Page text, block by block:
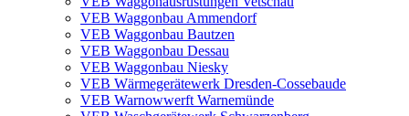
VEB Waggonbau Ammendorf
VEB Waggonbau Bautzen
VEB Waggonbau Dessau
VEB Waggonbau Niesky
VEB Wärmegerätewerk Dresden-Cossebaude
VEB Warnowwerft Warnemünde